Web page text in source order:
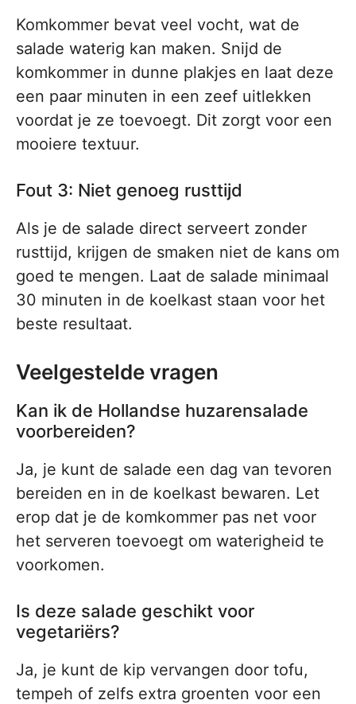
Komkommer bevat veel vocht, wat de
salade waterig kan maken. Snijd de
komkommer in dunne plakjes en laat deze
een paar minuten in een zeef uitlekken
voordat je ze toevoegt. Dit zorgt voor een
mooiere textuur.
Fout 3: Niet genoeg rusttijd
Als je de salade direct serveert zonder
rusttijd, krijgen de smaken niet de kans om
goed te mengen. Laat de salade minimaal
30 minuten in de koelkast staan voor het
beste resultaat.
Veelgestelde vragen
Kan ik de Hollandse huzarensalade
voorbereiden?
Ja, je kunt de salade een dag van tevoren
bereiden en in de koelkast bewaren. Let
erop dat je de komkommer pas net voor
het serveren toevoegt om waterigheid te
voorkomen.
Is deze salade geschikt voor
vegetariërs?
Ja, je kunt de kip vervangen door tofu,
tempeh of zelfs extra groenten voor een